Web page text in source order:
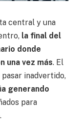
central y una
la final del
donde
una vez más. El
inadvertido,
generando
para